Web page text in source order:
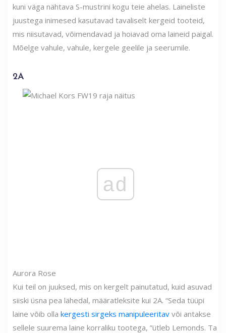
kuni väga nähtava S-mustrini kogu teie ahelas. Laineliste
juustega inimesed kasutavad tavaliselt kergeid tooteid,
mis niisutavad, võimendavad ja hoiavad oma laineid paigal.
Mõelge vahule, vahule, kergele geelile ja seerumile.
2A
ad
Aurora Rose
Kui teil on juuksed, mis on kergelt painutatud, kuid asuvad
siiski üsna pea lähedal, määratleksite kui 2A. “Seda tüüpi
laine võib olla kergesti sirgeks manipuleeritav või antakse
sellele suurema laine korraliku tootega, ”ütleb Lemonds. Ta